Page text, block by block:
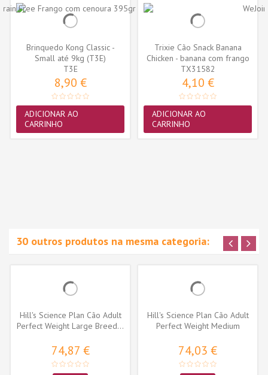
Brinquedo Kong Classic -
Small até 9kg (T3E)
T3E
8,90 €
ADICIONAR AO
CARRINHO
Trixie Cão Snack Banana
Chicken - banana com frango
100gr...
TX31582
4,10 €
ADICIONAR AO
CARRINHO
30 outros produtos na mesma categoria:
Hill's Science Plan Cão Adult
Perfect Weight Large Breed...
74,87 €
Hill's Science Plan Cão Adult
Perfect Weight Medium
74,03 €